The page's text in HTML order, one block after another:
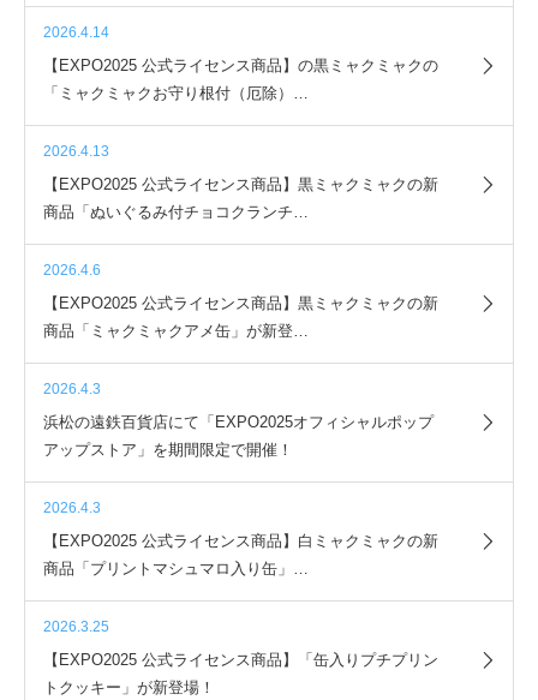
2026.4.14
【EXPO2025 公式ライセンス商品】の黒ミャクミャクの
「ミャクミャクお守り根付（厄除）…
2026.4.13
【EXPO2025 公式ライセンス商品】黒ミャクミャクの新
商品「ぬいぐるみ付チョコクランチ…
2026.4.6
【EXPO2025 公式ライセンス商品】黒ミャクミャクの新
商品「ミャクミャクアメ缶」が新登…
2026.4.3
浜松の遠鉄百貨店にて「EXPO2025オフィシャルポップ
アップストア」を期間限定で開催！
2026.4.3
【EXPO2025 公式ライセンス商品】白ミャクミャクの新
商品「プリントマシュマロ入り缶」…
2026.3.25
【EXPO2025 公式ライセンス商品】「缶入りプチプリン
トクッキー」が新登場！